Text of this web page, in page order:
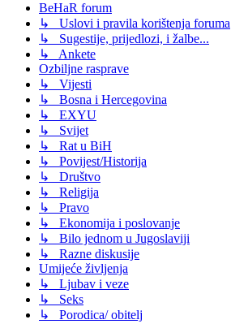
BeHaR forum
↳ Uslovi i pravila korištenja foruma
↳ Sugestije, prijedlozi, i žalbe...
↳ Ankete
Ozbiljne rasprave
↳ Vijesti
↳ Bosna i Hercegovina
↳ EXYU
↳ Svijet
↳ Rat u BiH
↳ Povijest/Historija
↳ Društvo
↳ Religija
↳ Pravo
↳ Ekonomija i poslovanje
↳ Bilo jednom u Jugoslaviji
↳ Razne diskusije
Umijeće življenja
↳ Ljubav i veze
↳ Seks
↳ Porodica/ obitelj